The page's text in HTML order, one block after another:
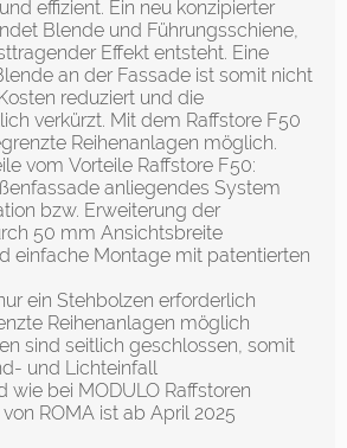
effizient. Ein neu konzipierter
Blende und Führungsschiene,
Effekt entsteht. Eine
an der Fassade ist somit nicht
reduziert und die
verkürzt. Mit dem Raffstore F50
Reihenanlagen möglich.
vom Vorteile Raffstore F50:
anliegendes System
bzw. Erweiterung der
50 mm Ansichtsbreite
einfache Montage mit patentierten
ein Stehbolzen erforderlich
Reihenanlagen möglich
sind seitlich geschlossen, somit
und Lichteinfall
wie bei MODULO Raffstoren
ROMA ist ab April 2025